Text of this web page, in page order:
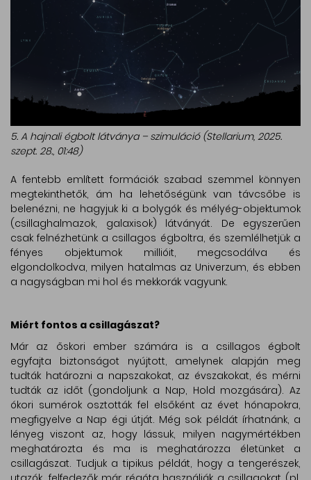
5. A hajnali égbolt látványa – szimuláció (Stellarium, 2025.
szept. 28., 01:48)
A fentebb említett formációk szabad szemmel könnyen
megtekinthetők, ám ha lehetőségünk van távcsőbe is
belenézni, ne hagyjuk ki a bolygók és mélyég-objektumok
(csillaghalmazok, galaxisok) látványát. De egyszerűen
csak felnézhetünk a csillagos égboltra, és szemlélhetjük a
fényes objektumok millióit, megcsodálva és
elgondolkodva, milyen hatalmas az Univerzum, és ebben
a nagyságban mi hol és mekkorák vagyunk.
Miért fontos a csillagászat?
Már az őskori ember számára is a csillagos égbolt
egyfajta biztonságot nyújtott, amelynek alapján meg
tudták határozni a napszakokat, az évszakokat, és mérni
tudták az időt (gondoljunk a Nap, Hold mozgására). Az
ókori sumérok osztották fel elsőként az évet hónapokra,
megfigyelve a Nap égi útját. Még sok példát írhatnánk, a
lényeg viszont az, hogy lássuk, milyen nagymértékben
meghatározta és ma is meghatározza életünket a
csillagászat. Tudjuk a tipikus példát, hogy a tengerészek,